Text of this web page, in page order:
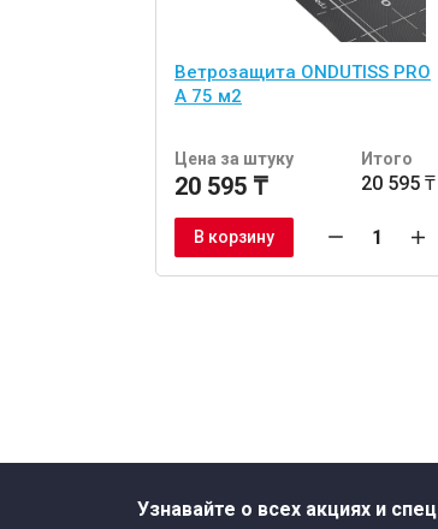
Ветрозащита ONDUTISS PRO
A 75 м2
Цена за штуку
20 595 ₸
Итого
20 595 ₸
В корзину
Узнавайте о всех акциях и спец